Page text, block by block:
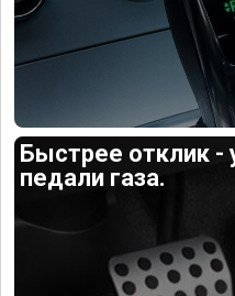
Быстрее отклик -
педали газа.